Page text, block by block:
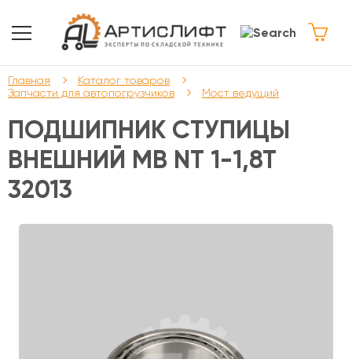
Главная
Каталог товаров
Запчасти для автопогрузчиков
Мост ведущий
ПОДШИПНИК СТУПИЦЫ
ВНЕШНИЙ МВ NT 1-1,8T
32013